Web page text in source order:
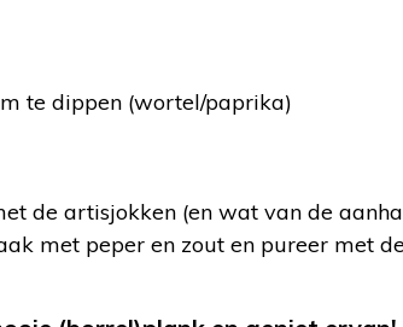
te dippen (wortel/paprika)
de artisjokken (en wat van de
met peper en zout en pureer met